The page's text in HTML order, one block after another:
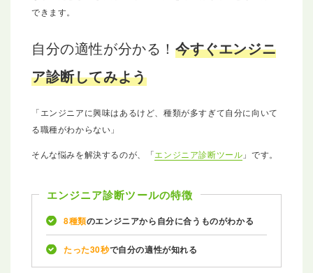
できます。
自分の適性が分かる！ 今すぐエンジニ
ア診断してみよう
「エンジニアに興味はあるけど、種類が多すぎて自分に向いて
る職種がわからない」
そんな悩みを解決するのが、「エンジニア診断ツール 」です。
エンジニア診断ツールの特徴
8種類のエンジニアから自分に合うものがわかる
たった30秒で自分の適性が知れる